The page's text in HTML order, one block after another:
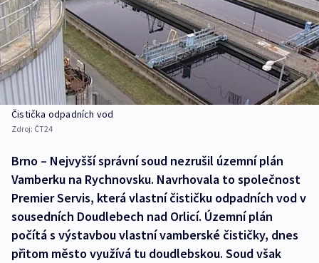
Čistička odpadních vod
Zdroj: ČT24
Brno – Nejvyšší správní soud nezrušil územní plán
Vamberku na Rychnovsku. Navrhovala to společnost
Premier Servis, která vlastní čističku odpadních vod v
sousedních Doudlebech nad Orlicí. Územní plán
počítá s výstavbou vlastní vamberské čističky, dnes
přitom město využívá tu doudlebskou. Soud však